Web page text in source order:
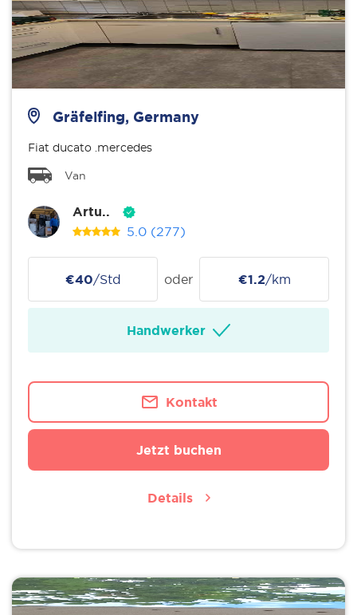
Gräfelfing, Germany
Fiat ducato .mercedes
Van
Artu..
5.0 (277)
€40/Std oder €1.2/km
Handwerker
Kontakt
Jetzt buchen
Details